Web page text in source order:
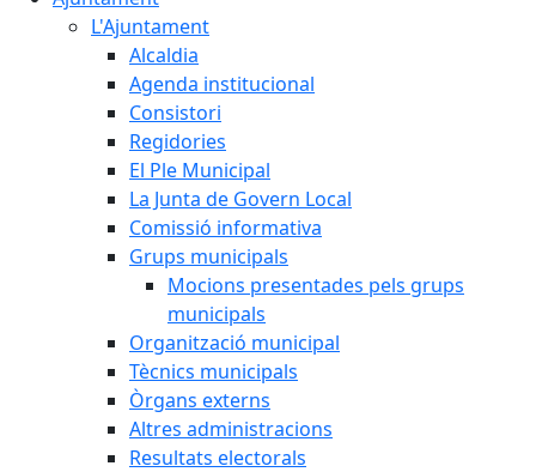
L'Ajuntament
Alcaldia
Agenda institucional
Consistori
Regidories
El Ple Municipal
La Junta de Govern Local
Comissió informativa
Grups municipals
Mocions presentades pels grups
municipals
Organització municipal
Tècnics municipals
Òrgans externs
Altres administracions
Resultats electorals